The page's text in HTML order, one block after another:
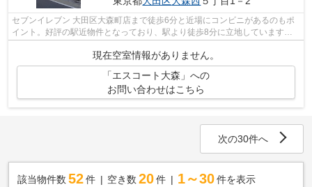
セブンイレブン 大田区大森町店まで徒歩6分と近場にコンビニがあるのもポ
イント。好評の駅近物件となっており、駅より徒歩8分に立地しています。
初期費用をカードでお支払いいただける...
現在空室情報がありません。
「エスコート大森」への
お問い合わせはこちら
次の30件へ
該当物件数 52件 空き数 20 件 1～30 件を表示